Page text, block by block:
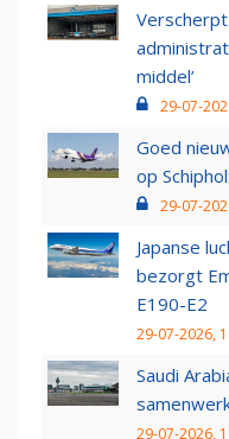
middel’
29-07-
Goed
op
29-07-
Japanse
bezorgt
E190-E2
29-07-2026,
Saudi
29-07-2026,